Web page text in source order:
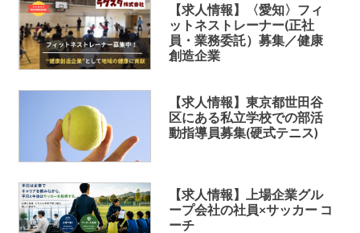
【求人情報】〈愛知〉フィ
ットネストレーナー(正社
員・業務委託）募集／健康
創造企業
【求人情報】東京都世田谷
区にある私立学校での部活
動指導員募集(硬式テニス)
【求人情報】上場企業グル
ープ会社の社員×サッカー コ
ーチ